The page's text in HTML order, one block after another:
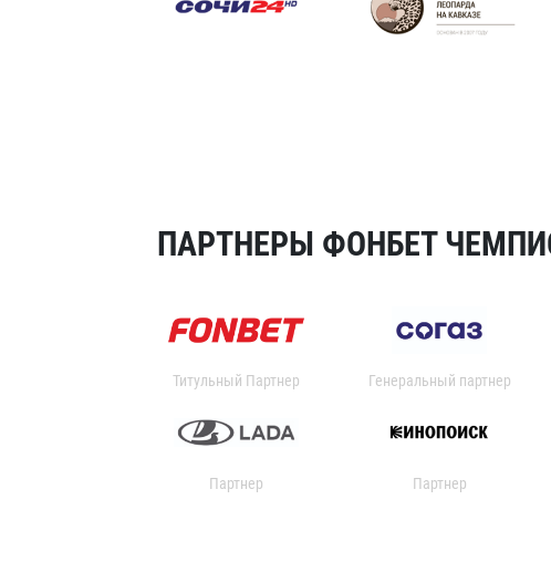
ПАРТНЕРЫ ФОНБЕТ
Титульный Партнер Генеральный партнер
Партнер Партнер